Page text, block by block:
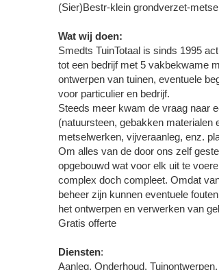
(Sier)Bestr-klein grondverzet-
Wat wij doen:
Smedts TuinTotaal is sinds 1995
tot een bedrijf met 5 vakbekwame
ontwerpen van tuinen, eventuele
voor particulier en bedrijf.
Steeds meer kwam de vraag naar
(natuursteen, gebakken materialen
metselwerken, vijveraanleg, enz.
Om alles van de door ons zelf
opgebouwd wat voor elk uit te
complex doch compleet. Omdat
beheer zijn kunnen eventuele
het ontwerpen en verwerken van
Gratis offerte
Diensten:
Aanleg, Onderhoud,